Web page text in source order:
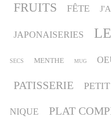
FRUITS FÊTE
JAPONAISERIES
SECS MENTHE MUG
PATISSERIE
NIQUE PLAT